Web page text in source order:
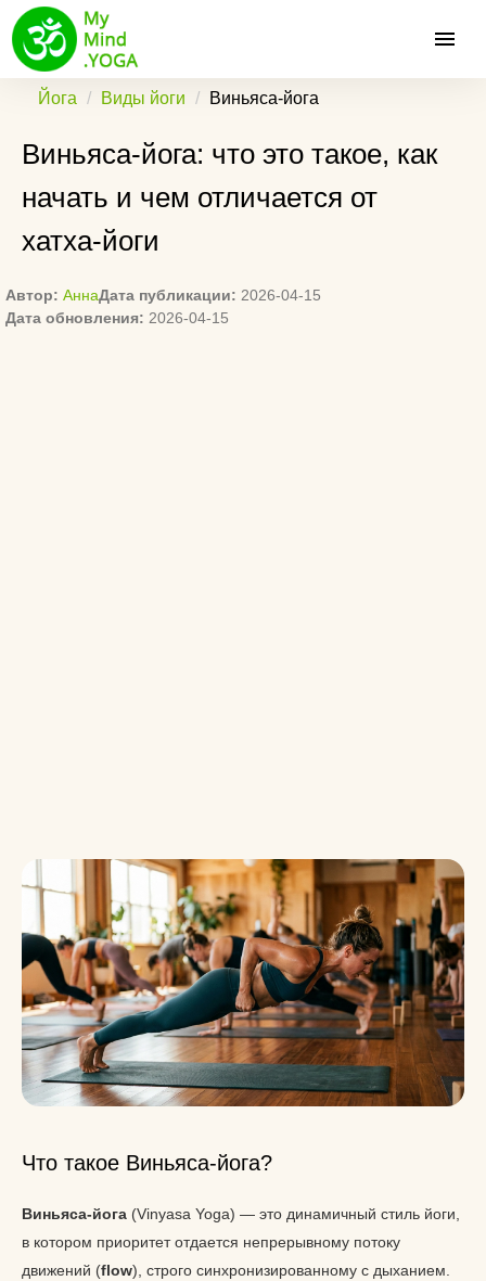
Йога Виды йоги Виньяса-йога
Виньяса-йога: что это такое, как
начать и чем отличается от
хатха-йоги
Автор: АннаДата публикации: 2026-04-15
Дата обновления: 2026-04-15
Что такое Виньяса-йога?
Виньяса-йога (Vinyasa Yoga) — это динамичный стиль йоги,
в котором приоритет отдается непрерывному потоку
движений (flow), строго синхронизированному с дыханием.